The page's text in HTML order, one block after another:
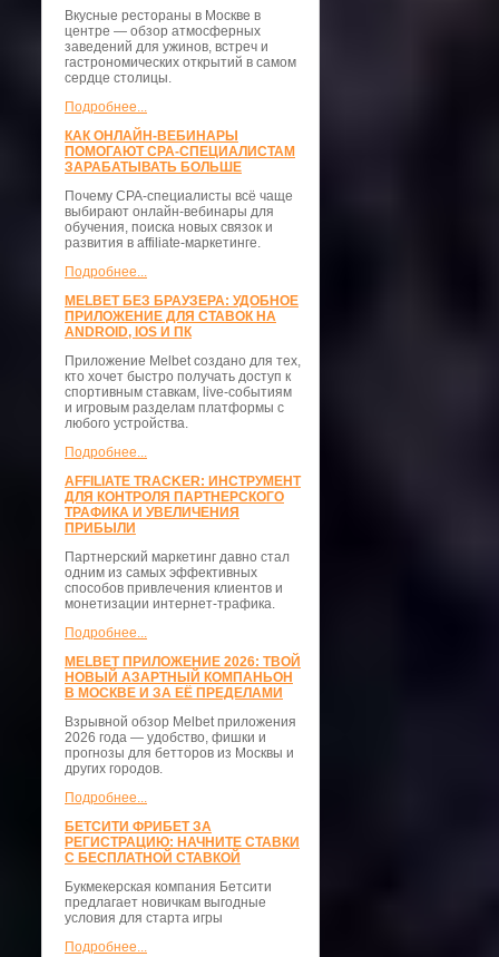
Вкусные рестораны в Москве в
центре — обзор атмосферных
заведений для ужинов, встреч и
гастрономических открытий в самом
сердце столицы.
Подробнее...
КАК ОНЛАЙН-ВЕБИНАРЫ
ПОМОГАЮТ CPA-СПЕЦИАЛИСТАМ
ЗАРАБАТЫВАТЬ БОЛЬШЕ
Почему CPA-специалисты всё чаще
выбирают онлайн-вебинары для
обучения, поиска новых связок и
развития в affiliate-маркетинге.
Подробнее...
MELBET БЕЗ БРАУЗЕРА: УДОБНОЕ
ПРИЛОЖЕНИЕ ДЛЯ СТАВОК НА
ANDROID, IOS И ПК
Приложение Melbet создано для тех,
кто хочет быстро получать доступ к
спортивным ставкам, live-событиям
и игровым разделам платформы с
любого устройства.
Подробнее...
AFFILIATE TRACKER: ИНСТРУМЕНТ
ДЛЯ КОНТРОЛЯ ПАРТНЕРСКОГО
ТРАФИКА И УВЕЛИЧЕНИЯ
ПРИБЫЛИ
Партнерский маркетинг давно стал
одним из самых эффективных
способов привлечения клиентов и
монетизации интернет-трафика.
Подробнее...
MELBET ПРИЛОЖЕНИЕ 2026: ТВОЙ
НОВЫЙ АЗАРТНЫЙ КОМПАНЬОН
В МОСКВЕ И ЗА ЕЁ ПРЕДЕЛАМИ
Взрывной обзор Melbet приложения
2026 года — удобство, фишки и
прогнозы для бетторов из Москвы и
других городов.
Подробнее...
БЕТСИТИ ФРИБЕТ ЗА
РЕГИСТРАЦИЮ: НАЧНИТЕ СТАВКИ
С БЕСПЛАТНОЙ СТАВКОЙ
Букмекерская компания Бетсити
предлагает новичкам выгодные
условия для старта игры
Подробнее...